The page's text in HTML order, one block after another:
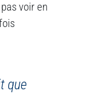
voir en
que